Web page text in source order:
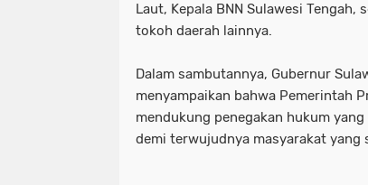
Laut, Kepala BNN Sulawesi
tokoh daerah lainnya.
Dalam sambutannya, Gubernur
menyampaikan bahwa Pemerintah
mendukung penegakan hukum
demi terwujudnya masyarakat yang